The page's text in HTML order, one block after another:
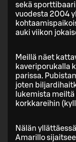
sekä
vuodesta 2004
auki viikon
Meillä näet
kaveriporukalla
parissa.
joten
lukemista
korkkareihin
Nälän
Amarillo